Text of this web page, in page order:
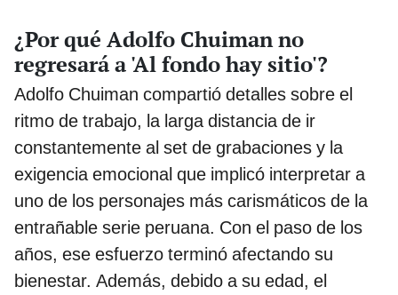
¿Por qué Adolfo Chuiman no
regresará a 'Al fondo hay sitio'?
Adolfo Chuiman compartió detalles sobre el
ritmo de trabajo, la larga distancia de ir
constantemente al set de grabaciones y la
exigencia emocional que implicó interpretar a
uno de los personajes más carismáticos de la
entrañable serie peruana. Con el paso de los
años, ese esfuerzo terminó afectando su
bienestar. Además, debido a su edad, el